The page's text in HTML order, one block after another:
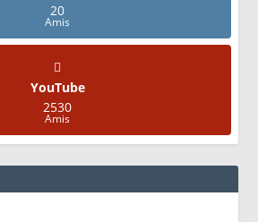
20
Amis
YouTube
2530
Amis